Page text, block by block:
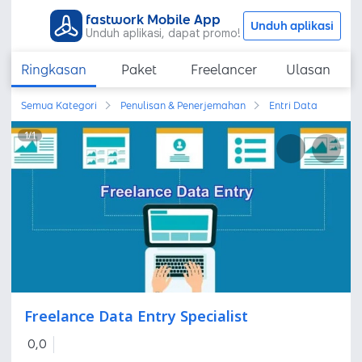
fastwork Mobile App
Unduh aplikasi, dapat promo! Unduh aplikasi
Ringkasan Paket Freelancer Ulasan
Semua Kategori Penulisan & Penerjemahan Entri Data
1/1
Freelance Data Entry Specialist
0,0